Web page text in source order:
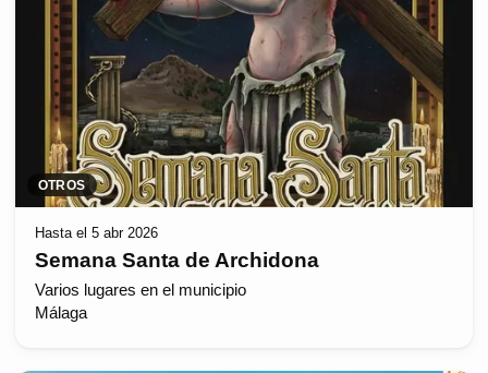
OTROS
Hasta el 5 abr 2026
Semana Santa de Archidona
Varios lugares en el municipio
Málaga